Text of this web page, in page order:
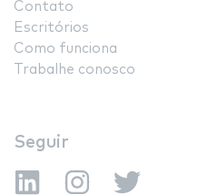
Contato
Escritórios
Como funciona
Trabalhe conosco
Seguir